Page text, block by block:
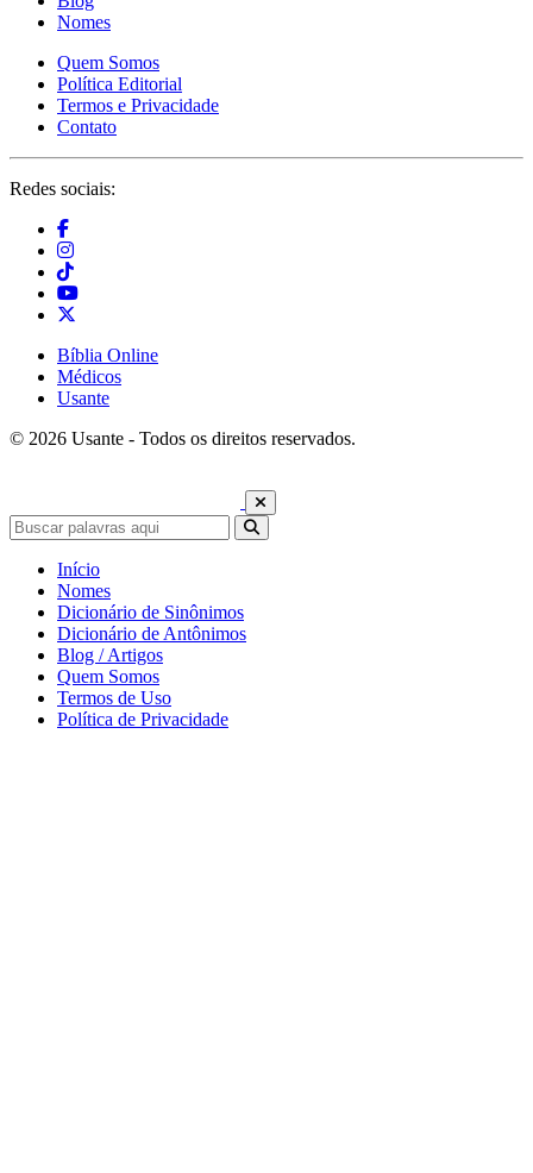
Nomes
Quem Somos
Política Editorial
Termos e Privacidade
Contato
Redes sociais:
Bíblia Online
Médicos
Usante
© 2026 Usante - Todos os direitos reservados.
Início
Nomes
Dicionário de Sinônimos
Dicionário de Antônimos
Blog / Artigos
Quem Somos
Termos de Uso
Política de Privacidade